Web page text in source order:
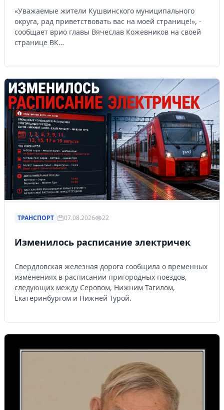
«Уважаемые жители Кушвинского муниципального
округа, рад приветствовать вас на моей странице!», -
сообщает врио главы Вячеслав Кожевников на своей
странице ВК…
ТРАНСПОРТ 07.08.2026 22
Изменилось расписание электричек
Свердловская железная дорога сообщила о временных
изменениях в расписании пригородных поездов,
следующих между Серовом, Нижним Тагилом,
Екатеринбургом и Нижней Турой.